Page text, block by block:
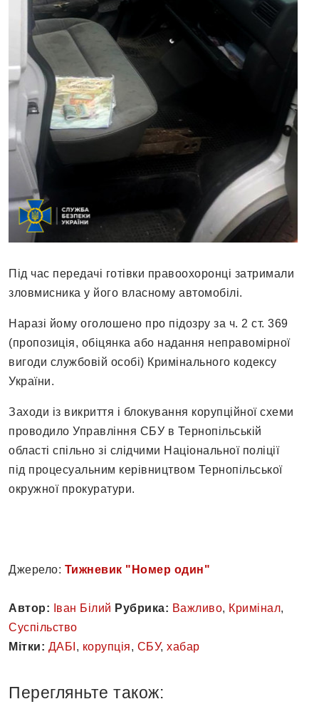
Під час передачі готівки правоохоронці затримали
зловмисника у його власному автомобілі.
Наразі йому оголошено про підозру за ч. 2 ст. 369
(пропозиція, обіцянка або надання неправомірної
вигоди службовій особі) Кримінального кодексу
України.
Заходи із викриття і блокування корупційної схеми
проводило Управління СБУ в Тернопільській
області спільно зі слідчими Національної поліції
під процесуальним керівництвом Тернопільської
окружної прокуратури.
Джерело: Тижневик "Номер один"
Автор: Іван Білий Рубрика: Важливо, Кримінал,
Суспільство
Мітки: ДАБІ , корупція, СБУ, хабар
Перегляньте також: